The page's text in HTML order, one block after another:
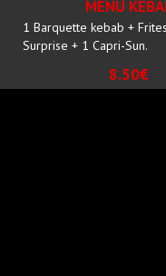
MENU
1 Barquette kebab +
Surprise + 1 Capri-Sun.
8.50€